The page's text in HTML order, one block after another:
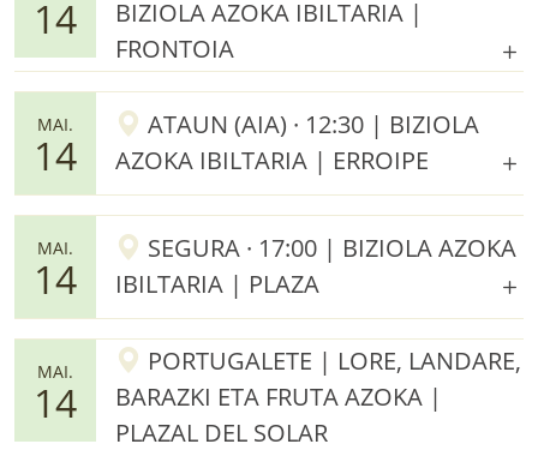
14
BIZIOLA AZOKA IBILTARIA |
FRONTOIA
MAI.
14
ATAUN (AIA) · 12:30 | BIZIOLA
AZOKA IBILTARIA | ERROIPE
MAI.
14
SEGURA · 17:00 | BIZIOLA AZOKA
IBILTARIA | PLAZA
MAI.
14
PORTUGALETE | LORE, LANDARE,
BARAZKI ETA FRUTA AZOKA |
PLAZAL DEL SOLAR